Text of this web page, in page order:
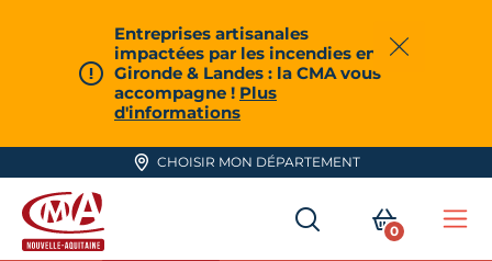
Entreprises artisanales
impactées par les incendies en
Gironde & Landes : la CMA vous
accompagne ! Plus
d'informations
Fermer
CHOISIR MON DÉPARTEMENT
RECHERCHER
MON
0